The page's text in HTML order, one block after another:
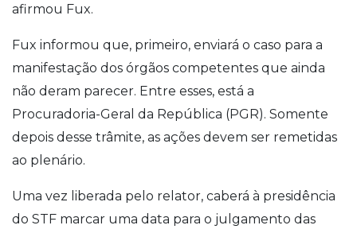
afirmou Fux.
Fux informou que, primeiro, enviará o caso para a
manifestação dos órgãos competentes que ainda
não deram parecer. Entre esses, está a
Procuradoria-Geral da República (PGR). Somente
depois desse trâmite, as ações devem ser remetidas
ao plenário.
Uma vez liberada pelo relator, caberá à presidência
do STF marcar uma data para o julgamento das